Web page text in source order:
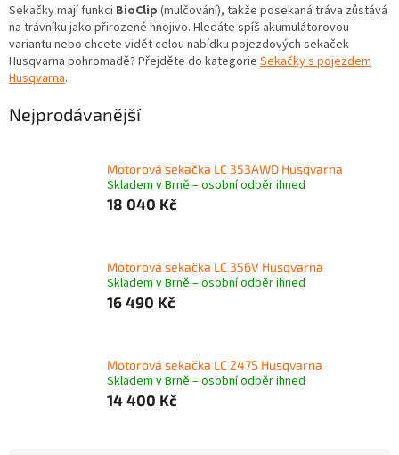
Sekačky mají funkci BioClip (mulčování), takže posekaná tráva zůstává
na trávníku jako přirozené hnojivo. Hledáte spíš akumulátorovou
variantu nebo chcete vidět celou nabídku pojezdových sekaček
Husqvarna pohromadě? Přejděte do kategorie Sekačky s pojezdem
Husqvarna.
Nejprodávanější
Motorová sekačka LC 353AWD Husqvarna
Skladem v Brně – osobní odběr ihned
18 040 Kč
Motorová sekačka LC 356V Husqvarna
Skladem v Brně – osobní odběr ihned
16 490 Kč
Motorová sekačka LC 247S Husqvarna
Skladem v Brně – osobní odběr ihned
14 400 Kč